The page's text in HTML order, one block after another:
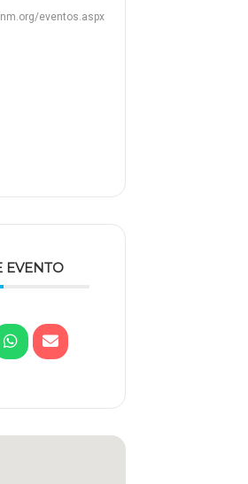
eventos.aspx
EVENTO